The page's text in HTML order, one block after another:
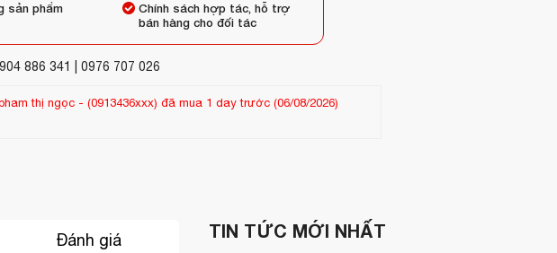
sản phẩm
Chính sách hợp tác, hỗ trợ
bán hàng cho đối tác
886 341 | 0976 707 026
Thúy-(0944604xxx)đã mua 25 ngày trước (13/07/2026)
Đánh giá TIN TỨC MỚI NHẤT